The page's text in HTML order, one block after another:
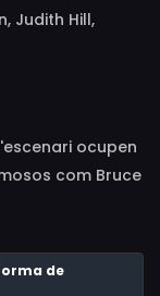
Judith Hill,
Mick Jagger,
Crow, Bruce
Botti, Lynn
ocupen
com Bruce
de